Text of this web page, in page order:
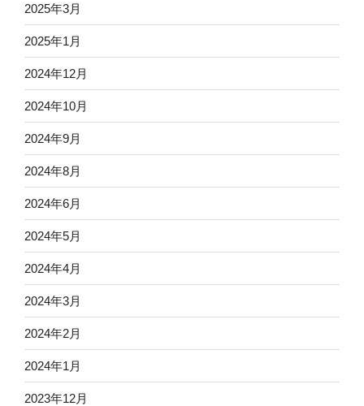
2025年3月
2025年1月
2024年12月
2024年10月
2024年9月
2024年8月
2024年6月
2024年5月
2024年4月
2024年3月
2024年2月
2024年1月
2023年12月